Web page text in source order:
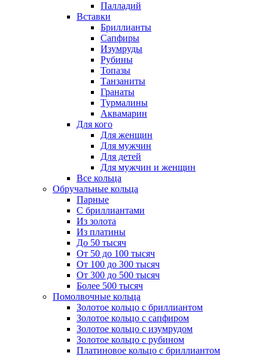
Палладий
Вставки
Бриллианты
Сапфиры
Изумруды
Рубины
Топазы
Танзаниты
Гранаты
Турмалины
Аквамарин
Для кого
Для женщин
Для мужчин
Для детей
Для мужчин и женщин
Все кольца
Обручальные кольца
Парные
С бриллиантами
Из золота
Из платины
До 50 тысяч
От 50 до 100 тысяч
От 100 до 300 тысяч
От 300 до 500 тысяч
Более 500 тысяч
Помолвочные кольца
Золотое кольцо с бриллиантом
Золотое кольцо с сапфиром
Золотое кольцо с изумрудом
Золотое кольцо с рубином
Платиновое кольцо с бриллиантом